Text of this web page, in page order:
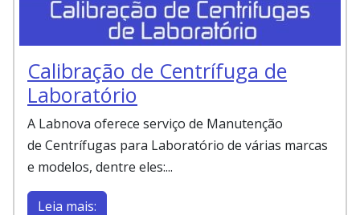
Calibração de Centrífuga de
Laboratório
A Labnova oferece serviço de Manutenção
de Centrífugas para Laboratório de várias marcas
e modelos, dentre eles:...
Leia mais: